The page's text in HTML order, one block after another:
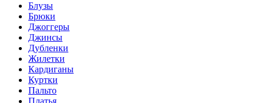
Блузы
Брюки
Джоггеры
Джинсы
Дубленки
Жилетки
Кардиганы
Куртки
Пальто
Платья